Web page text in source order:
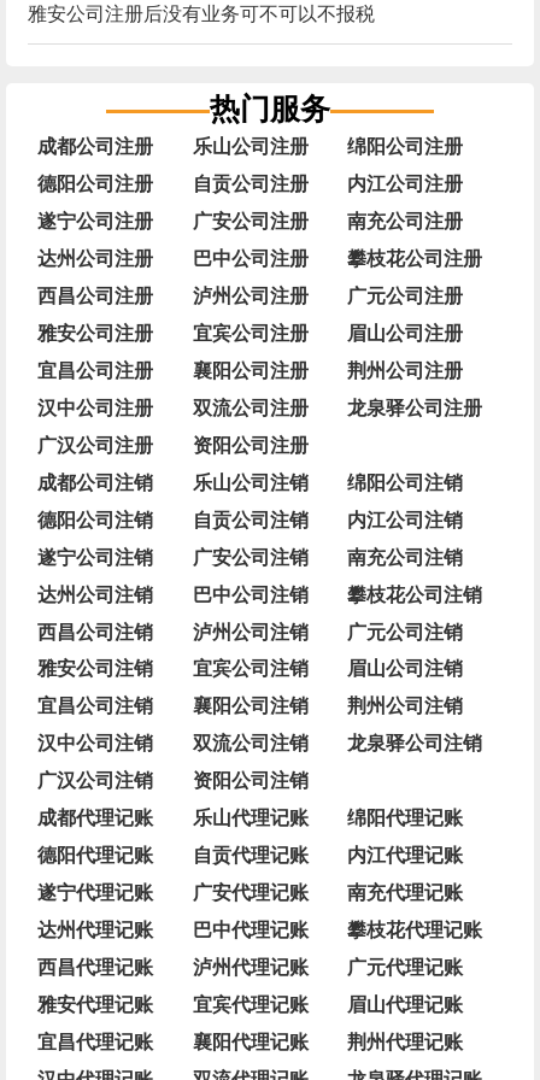
雅安公司注册后没有业务可不可以不报税
热门服务
成都公司注册 乐山公司注册
绵阳公司注册
德阳公司注册
自贡公司注册
内江公司注册
遂宁公司注册
广安公司注册
南充公司注册
达州公司注册
巴中公司注册
攀枝花公司注册
西昌公司注册
泸州公司注册
广元公司注册
雅安公司注册
宜宾公司注册
眉山公司注册
宜昌公司注册
襄阳公司注册
荆州公司注册
汉中公司注册
双流公司注册
龙泉驿公司注册
广汉公司注册
资阳公司注册
成都公司注销
乐山公司注销
绵阳公司注销
德阳公司注销
自贡公司注销
内江公司注销
遂宁公司注销
广安公司注销
南充公司注销
达州公司注销
巴中公司注销
攀枝花公司注销
西昌公司注销
泸州公司注销
广元公司注销
雅安公司注销
宜宾公司注销
眉山公司注销
宜昌公司注销
襄阳公司注销
荆州公司注销
汉中公司注销
双流公司注销
龙泉驿公司注销
广汉公司注销
资阳公司注销
成都代理记账
乐山代理记账
绵阳代理记账
德阳代理记账
自贡代理记账
内江代理记账
遂宁代理记账
广安代理记账
南充代理记账
达州代理记账
巴中代理记账
攀枝花代理记账
西昌代理记账
泸州代理记账
广元代理记账
雅安代理记账
宜宾代理记账
眉山代理记账
宜昌代理记账
襄阳代理记账
荆州代理记账